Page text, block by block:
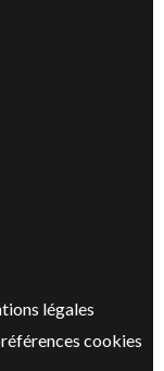
légales
cookies